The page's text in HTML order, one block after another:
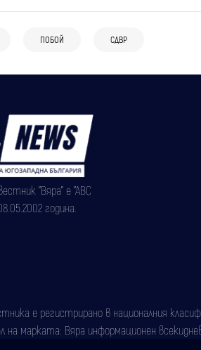
ПОБОЙ СДВР
"Вяра" е "АВС
година.
е регистрирано в националния
марката: Вяра информационен